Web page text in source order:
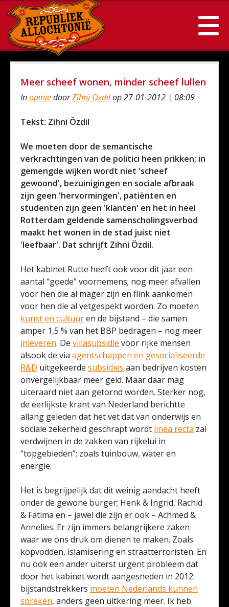
Meer scheef wonen, minder scheef lullen
InopiniedoorZihni Özdilop 27-01-2012 | 08:09
Tekst: Zihni Özdil
We moeten door de semantische
verkrachtingen van de politici heen prikken; in
gemengde wijken wordt niet 'scheef
gewoond', bezuinigingen en sociale afbraak
zijn geen 'hervormingen', patiënten en
studenten zijn geen 'klanten' en het in heel
Rotterdam geldende samenscholingsverbod
maakt het wonen in de stad juist niet
'leefbaar'. Dat schrijft Zihni Özdil.
Het kabinet Rutte heeft ook voor dit jaar een
aantal “goede” voornemens; nog meer afvallen
voor hen die al mager zijn en flink aankomen
voor hen die al vetgespekt worden. Zo moeten
kunst en cultuuren de bijstand – die samen
amper 1,5 % van het BBP bedragen – nog meer
inleveren. De villasubsidie voor rijke mensen
alsook de via agentschappen en gesocialiseerde
R&D uitgekeerde subsidies aan bedrijven kosten
onvergelijkbaar meer geld. Maar daar mag
uiteraard niet aan getornd worden. Sterker nog,
de eerlijkste krant van Nederland berichtte
allang geleden dat het vet dat van onderwijs en
sociale zekerheid geschrapt wordt linea recta zal
verdwijnen in de zakken van rijkelui in
“topgebieden”; zoals tuinbouw, water en
energie.
Het is begrijpelijk dat dit weinig aandacht heeft
onder de gewone burger; Henk & Ingrid, Rachid
& Fatima en – jawel die zijn er ook – Achmed &
Annelies. Er zijn immers belangrijkere zaken
waar we ons druk om dienen te maken. Zoals
kopvodden, islamisering en straatterroristen. En
nu ook een ander uiterst urgent probleem dat
door het kabinet wordt aangesneden in 2012:
bijstandstrekkers moeten Nederlands kunnen
spreken, anders geen uitkering meer. Ik heb